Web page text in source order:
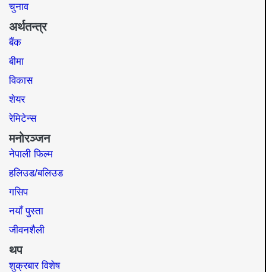
चुनाव
अर्थतन्त्र
बैंक
बीमा
विकास
शेयर
रेमिटेन्स
मनोरञ्जन
नेपाली फिल्म
हलिउड/बलिउड
गसिप
नयाँ पुस्ता
जीवनशैली
थप
शुक्रबार विशेष